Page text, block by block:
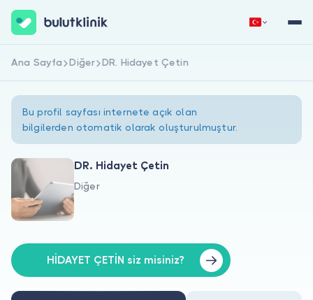
Hakkımızda
Doktorlar için
Hemen Kaydol
Ana Sayfa Diğer DR. Hidayet Çetin
Bu profil sayfası internete açık olan
bilgilerden otomatik olarak oluşturulmuştur.
DR. Hidayet Çetin
Diğer
HİDAYET ÇETİN siz misiniz?